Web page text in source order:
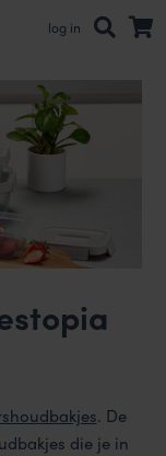
log in
. De
die je in